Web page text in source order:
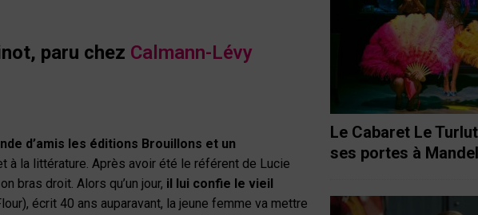
, paru chez Calmann-Lévy
d’amis les éditions Brouillons et un
à la littérature. Après avoir été le référent de Lucie
bras droit. Alors qu’un jour, il lui confie le vieil
écrit 40 ans auparavant, la jeune femme va mettre
Le Cabaret Le
ses portes à